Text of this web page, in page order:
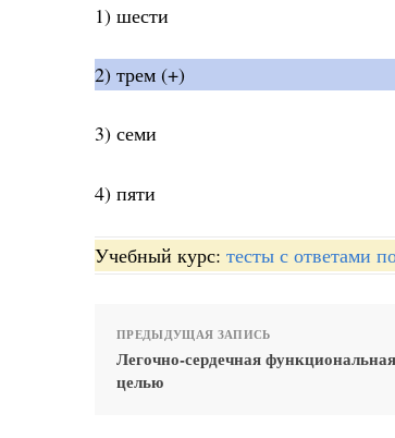
1) шести
2) трем (+)
3) семи
4) пяти
Учебный курс: тесты с ответами
ПРЕДЫДУЩАЯ ЗАПИСЬ
Легочно-сердечная
целью